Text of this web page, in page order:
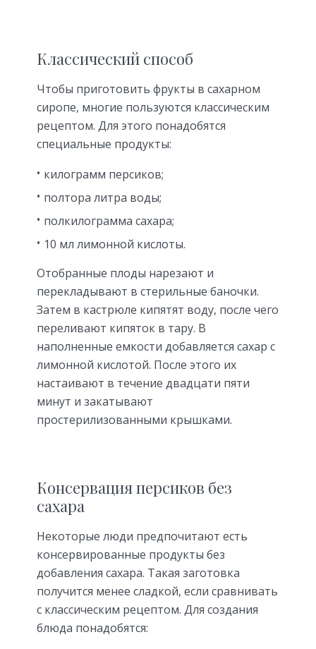
Классический способ
Чтобы приготовить фрукты в сахарном
сиропе, многие пользуются классическим
рецептом. Для этого понадобятся
специальные продукты:
килограмм персиков;
полтора литра воды;
полкилограмма сахара;
10 мл лимонной кислоты.
Отобранные плоды нарезают и
перекладывают в стерильные баночки.
Затем в кастрюле кипятят воду, после чего
переливают кипяток в тару. В
наполненные емкости добавляется сахар с
лимонной кислотой. После этого их
настаивают в течение двадцати пяти
минут и закатывают
простерилизованными крышками.
Консервация персиков без
сахара
Некоторые люди предпочитают есть
консервированные продукты без
добавления сахара. Такая заготовка
получится менее сладкой, если сравнивать
с классическим рецептом. Для создания
блюда понадобятся: